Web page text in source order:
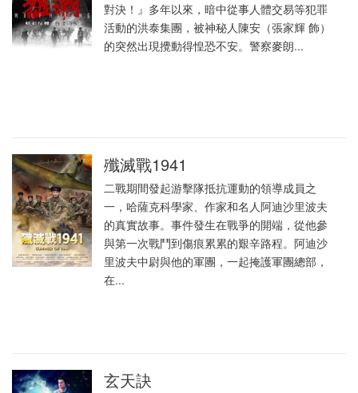
對決！』多年以來，暗中從事人體交易等犯罪
活動的洪泰集團，被神秘人陳安（張家輝 飾）
的突然出現攪動得惶恐不安。警察麥朗...
殲滅戰1941
二戰期間發起游擊隊抵抗運動的領導成員之
一，哈薩克科學家、作家和名人阿迪沙里波夫
的真實故事。事件發生在戰爭的開端，從他參
與第一次戰鬥到傷痕累累的艱辛路程。阿迪沙
里波夫中尉與他的軍團，一起掩護軍團總部，
在...
玄天訣